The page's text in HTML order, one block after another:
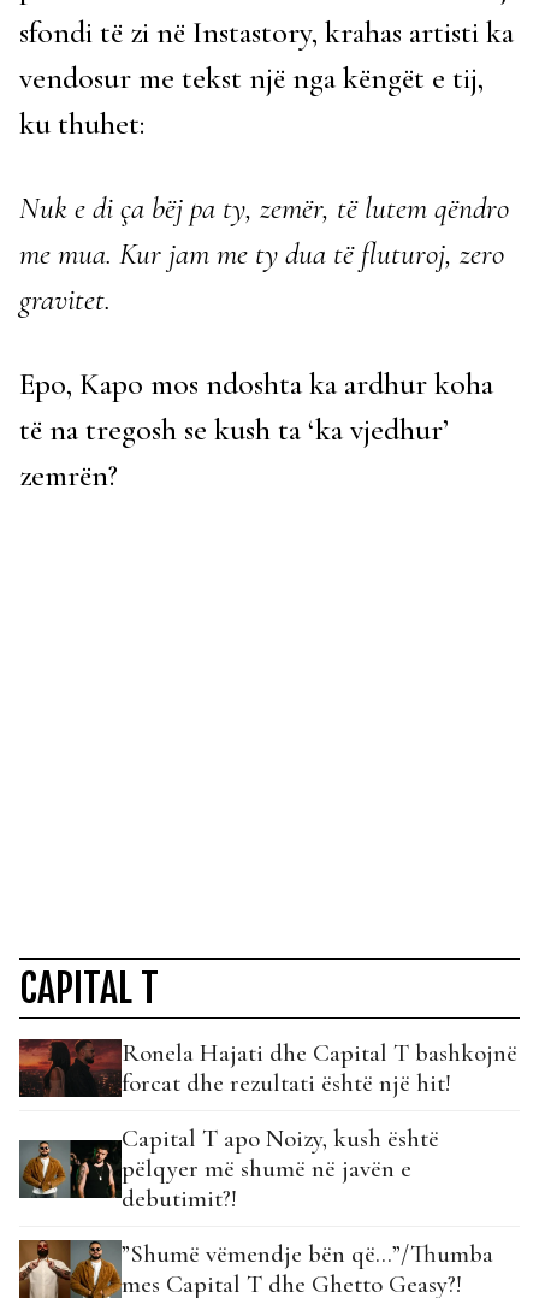
sfondi të zi në Instastory, krahas artisti ka
vendosur me tekst një nga këngët e tij,
ku thuhet:
Nuk e di ça bëj pa ty, zemër, të lutem qëndro
me mua. Kur jam me ty dua të fluturoj, zero
gravitet.
Epo, Kapo mos ndoshta ka ardhur koha
të na tregosh se kush ta ‘ka vjedhur’
zemrën?
CAPITAL T
Ronela Hajati dhe Capital T bashkojnë
forcat dhe rezultati është një hit!
Capital T apo Noizy, kush është
pëlqyer më shumë në javën e
debutimit?!
”Shumë vëmendje bën që…”/Thumba
mes Capital T dhe Ghetto Geasy?!